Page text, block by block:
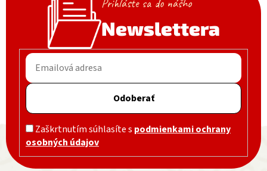
Prihláste sa do nášho
Newslettera
Odoberať
Zaškrtnutím súhlasíte s podmienkami ochrany
osobných údajov
Zápätie